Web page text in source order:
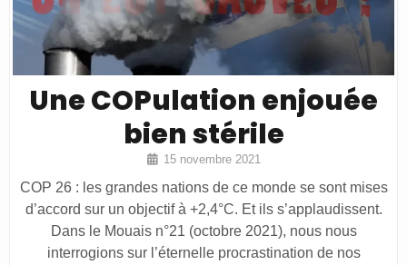
Une COPulation enjouée
bien stérile
15 novembre 2021
COP 26 : les grandes nations de ce monde se sont mises
d’accord sur un objectif à +2,4°C. Et ils s’applaudissent.
Dans le Mouais n°21 (octobre 2021), nous nous
interrogions sur l’éternelle procrastination de nos